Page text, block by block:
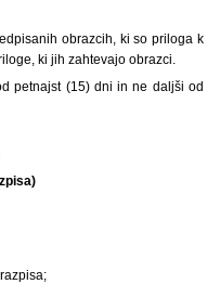
obrazcih, ki so priloga k
ki jih zahtevajo obrazci.
petnajst (15) dni in ne daljši od